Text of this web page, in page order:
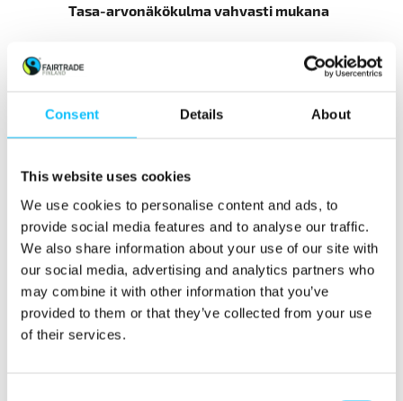
Consent Details About
This website uses cookies
We use cookies to personalise content and ads, to
provide social media features and to analyse our traffic.
We also share information about your use of our site with
our social media, advertising and analytics partners who
may combine it with other information that you’ve
provided to them or that they’ve collected from your use
of their services.
Tasa-arvonäkökulma vahvasti mukana
Naisten aseman parantamiseen tähtäävät
toimenpiteet olivat tärkeä keskustelunaihe
organisoivat keskustelutilaisuuden, jossa käytiin
työpaikkojen ja naisten laajamittaisten
välisen tasa-arvon kohentamisessa.
”Palkkojen ja työsuhteiden tarkasteleminen
sukupuolinäkökulmasta on järkevää”, Banana
Linkin kansallinen koordinaattori Jacqui Mackay
huomauttaa ja kertoo, että naiset ovat usein